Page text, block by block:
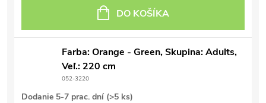
DO KOŠÍKA
Farba: Orange - Green, Skupina: Adults,
Veľ.: 220 cm
052-3220
Dodanie 5-7 prac. dní (>5 ks)